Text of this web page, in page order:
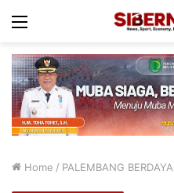
Menu
Home / PALEMBANG BERDAYA